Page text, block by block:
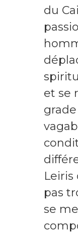
du
et se
pas
se